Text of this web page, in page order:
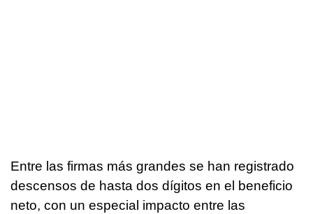
Entre las firmas más grandes se han registrado
descensos de hasta dos dígitos en el beneficio
neto, con un especial impacto entre las